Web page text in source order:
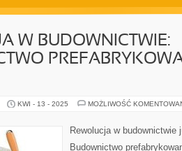
W BUDOWNICTWIE:
KWI - 13 - 2025 MOŻLIWOŚĆ
Rewolucja w budownictwie
Budownictwo